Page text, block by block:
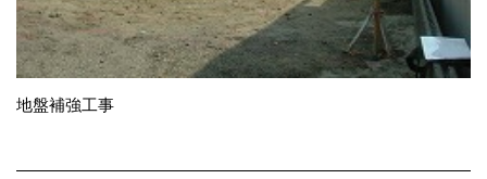
地盤補強工事